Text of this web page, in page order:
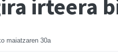
irteera
maiatzaren 30a